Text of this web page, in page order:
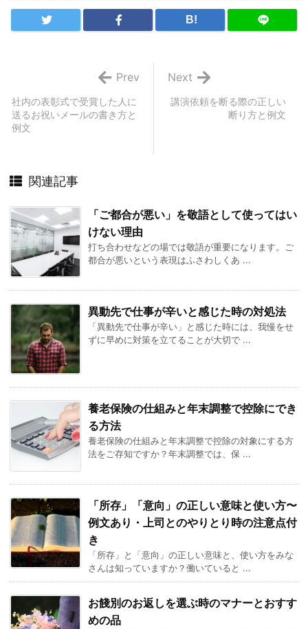
B!
講演依頼を断る際の正しい
断り方と例文
Next
社内の表彰式で受賞した人に
送るお祝いメールの書き方と
例文
Prev
関連記事
「ご都合が悪い」を敬語として使ってはい
けない理由
打ち合わせなどの場では敬語が重要になります。ご
都合が悪いという表現はふさわしくあ ...
異動先で仕事が辛いと感じた時の対処法
「異動先で仕事が辛い」と感じた時には、我慢をせ
ずに早めに対策を立てることが大切で ...
養老保険の仕組みと年末調整で控除にでき
る方法
養老保険の仕組みと年末調整で控除の対象にする方
法をご存知ですか？年末調整では、保 ...
「所存」「意向」の正しい意味と使い方〜
例文あり・上司とのやりとり時の注意点付
き
「所存」と「意向」の正しい意味と、使い方をみな
さんは知っていますか？働いていると ...
お餞別のお返しを選ぶ時のマナーとおすす
めの品